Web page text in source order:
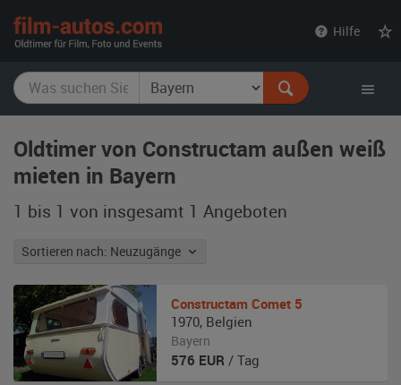
Hilfe
Oldtimer von Constructam außen weiß
mieten in Bayern
1 bis 1 von insgesamt 1 Angeboten
Sortieren nach: Neuzugänge
Constructam Comet 5
1970, Belgien
Bayern
576 EUR / Tag